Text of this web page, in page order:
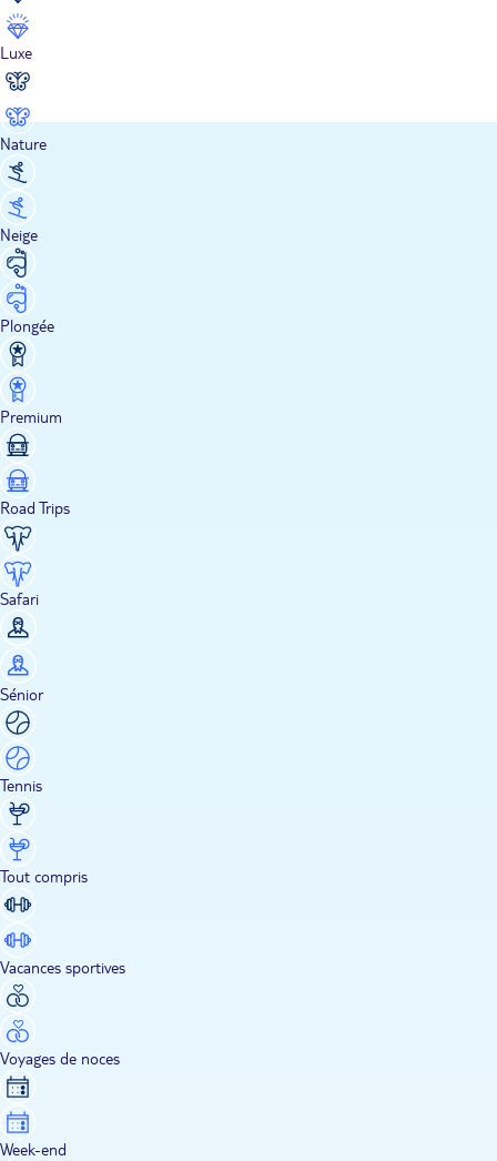
Luxe
Nature
Neige
Plongée
Premium
Road Trips
Safari
Sénior
Tennis
Tout compris
Vacances sportives
Voyages de noces
Week-end